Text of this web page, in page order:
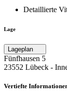
Detaillierte
Lage
Fünfhausen 5
23552 Lübeck ‐
Vertiefte